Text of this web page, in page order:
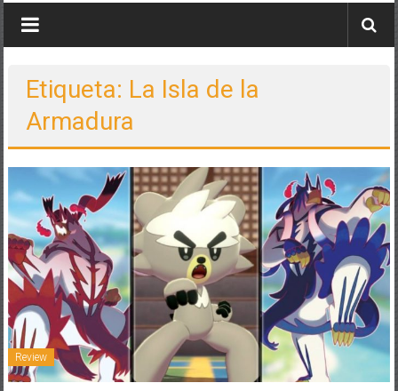
Etiqueta: La Isla de la
Armadura
Review